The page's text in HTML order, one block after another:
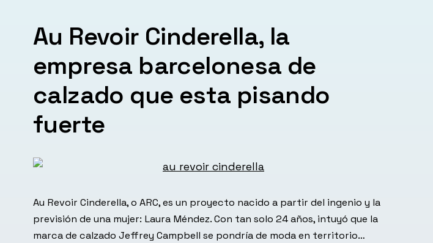
Au Revoir Cinderella, la
empresa barcelonesa de
calzado que esta pisando
fuerte
Au Revoir Cinderella, o ARC, es un proyecto nacido a partir del ingenio y la
previsión de una mujer: Laura Méndez. Con tan solo 24 años, intuyó que la
marca de calzado Jeffrey Campbell se pondría de moda en territorio…